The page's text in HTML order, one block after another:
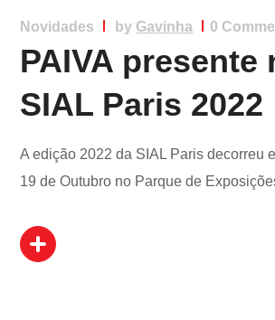
Novidades by Gavinha 0
PAIVA presente
SIAL Paris 2022
A edição 2022 da SIAL Paris decorreu
19 de Outubro no Parque de